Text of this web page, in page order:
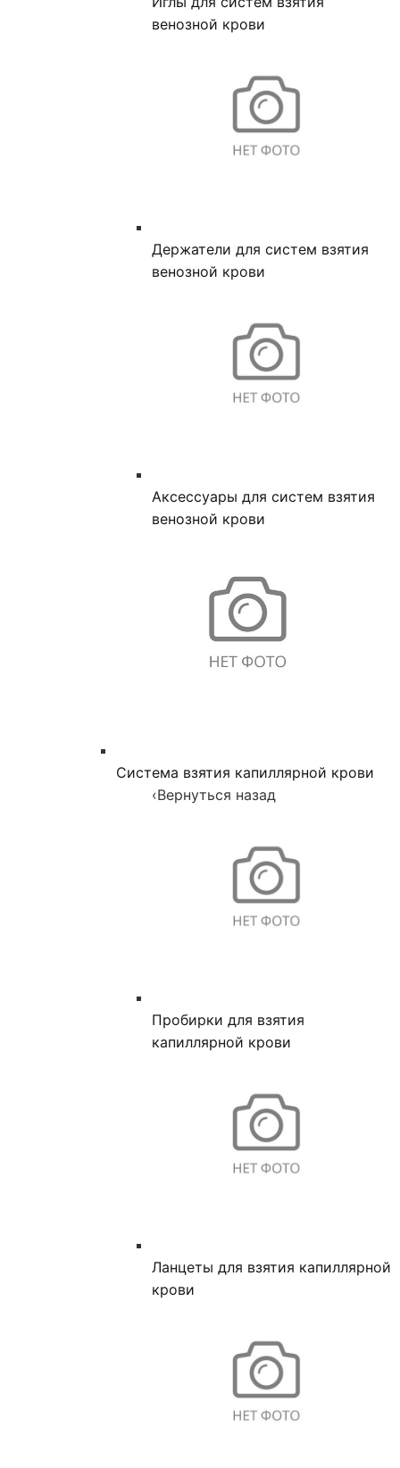
венозной крови
Держатели для систем взятия
венозной крови
Аксессуары для систем взятия
венозной крови
Система взятия капиллярной крови
‹Вернуться назад
Пробирки для взятия
капиллярной крови
Ланцеты для взятия капиллярной
крови